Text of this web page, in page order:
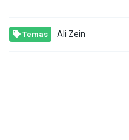
Temas Ali Zein